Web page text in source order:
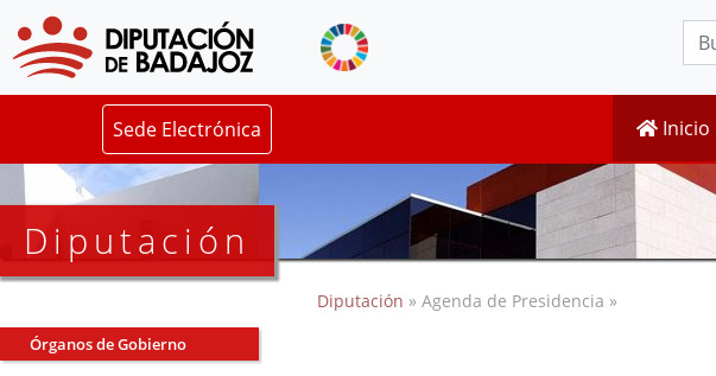
Sede Electrónica Inicio
Diputación
Órganos de Gobierno
Diputación » Agenda de Presidencia »